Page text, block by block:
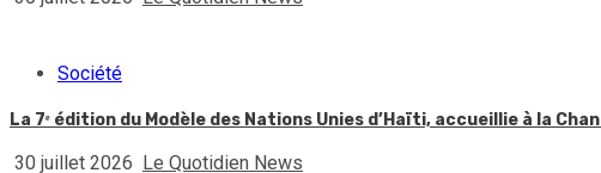
Société
La 7ᵉ édition du Modèle des Nations Unies d’Haïti, accueillie à la
30 juillet 2026 Le Quotidien News